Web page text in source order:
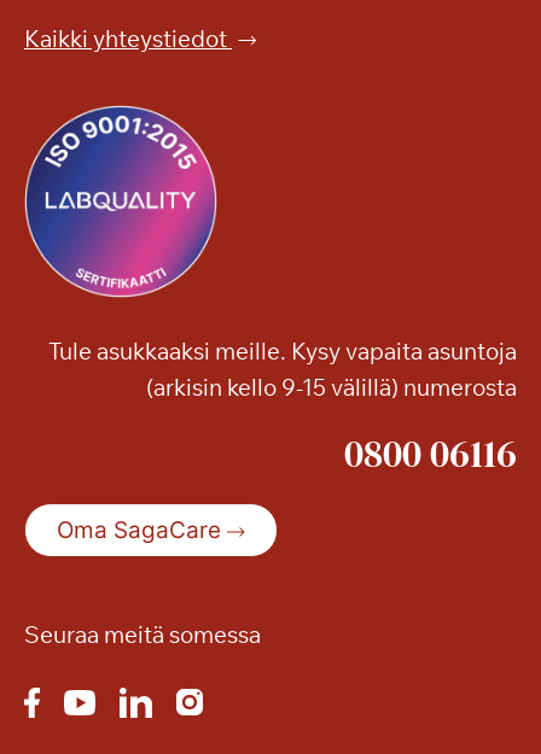
Kaikki yhteystiedot
Tule asukkaaksi meille. Kysy vapaita asuntoja
(arkisin kello 9-15 välillä) numerosta
0800 06116
Oma SagaCare
Seuraa meitä somessa